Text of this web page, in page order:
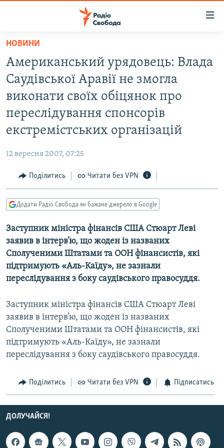
Перейти
основного
матеріалу
Перейти
до
основної
навігації
Перейти
до
ВСЕ ЗА ДОБУ
СТАТТІ
СПОРТ
УКРАЇНА
РОСІЙСЬКА «ФІЛЬТРАЦІЯ»
КРИМ.РЕАЛІЇ
ТИ ЯК?
СХЕМИ
МУЛЬТИМЕДІА
ФОТО
СПЕЦПРОЄКТИ
КРИМ РЕАЛІЇ
РУС
УКР
НОВИНИ
Американський урядовець: Влада
Саудівської Аравії не змогла
виконати своїх обіцянок про
переслідування спонсорів
екстремістських організацій
12 вересня 2007, 07:25
Поділитись Читати без VPN
Додати Радіо Свобода як бажане джерело в Google
Заступник міністра фінансів США Стюарт Леві
заявив в інтерв’ю, що жоден із названих
Сполученими Штатами та ООН фінансистів, які
підтримують «Аль-Каїду», не зазнали
переслідування з боку саудівського правосуддя.
Заступник міністра фінансів США Стюарт Леві
заявив в інтерв’ю, що жоден із названих
Сполученими Штатами та ООН фінансистів, які
підтримують «Аль-Каїду», не зазнали
переслідування з боку саудівського правосуддя.
Поділитись Читати без VPN Підписатись
ДОЛУЧАЙСЯ!